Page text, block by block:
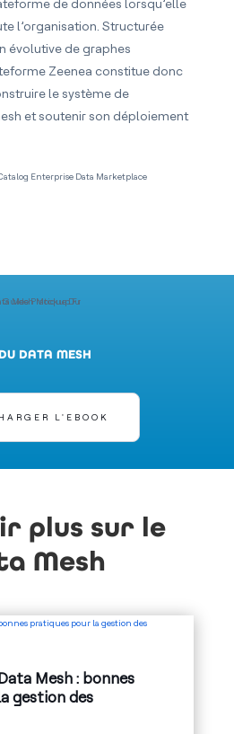
de données lorsqu’elle
l’organisation. Structurée
évolutive de graphes
Zeenea constitue donc
le système de
et soutenir son déploiement
DATA MESH
L'EBOOK
plus sur le
Mesh
Mesh : bonnes
gestion des